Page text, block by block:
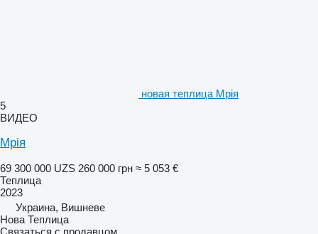
новая теплица Мрія
5
ВИДЕО
Мрія
69 300 000 UZS 260 000 грн ≈ 5 053 €
Теплица
2023
Украина, Вишневе
Нова Теплица
Связаться с продавцом